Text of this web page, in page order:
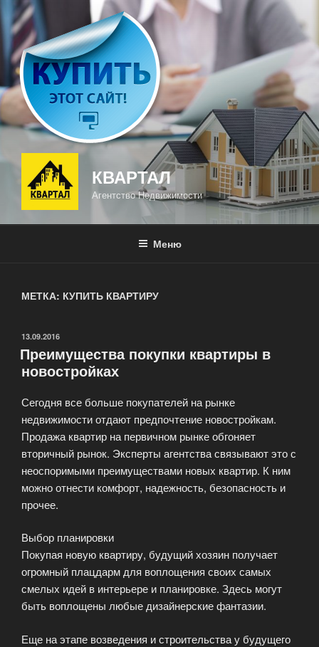
Перейти
содержимому
КВАРТАЛ
Агентство Недвижимости
Меню
МЕТКА: КУПИТЬ КВАРТИРУ
ОПУБЛИКОВАНО
13.09.2016
Преимущества покупки квартиры в
новостройках
Сегодня все больше покупателей на рынке
недвижимости отдают предпочтение новостройкам.
Продажа квартир на первичном рынке обгоняет
вторичный рынок. Эксперты агентства связывают это с
неоспоримыми преимуществами новых квартир. К ним
можно отнести комфорт, надежность, безопасность и
прочее.
Выбор планировки
Покупая новую квартиру, будущий хозяин получает
огромный плацдарм для воплощения своих самых
смелых идей в интерьере и планировке. Здесь могут
быть воплощены любые дизайнерские фантазии.
Еще на этапе возведения и строительства у будущего